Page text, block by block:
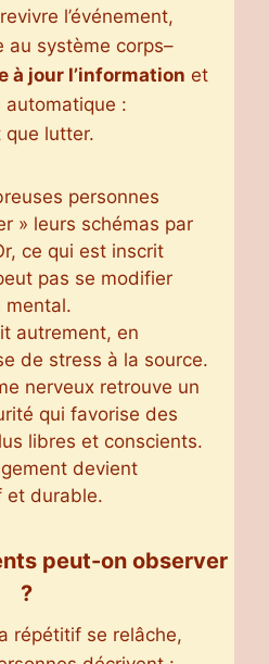
l’événement,
au système corps–
à jour l’information et
:
lutter.
personnes
» leurs schémas par
ce qui est inscrit
pas se modifier
mental.
autrement, en
de stress à la source.
nerveux retrouve un
qui favorise des
libres et conscients.
devient
et durable.
peut-on observer
?
répétitif se relâche,